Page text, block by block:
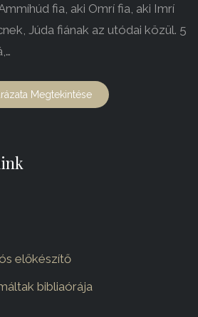
fia, aki Omrí fia, aki Imrí
Júda fiának az utódai közül. 5
Megtekintése
előkészítő
bibliaórája